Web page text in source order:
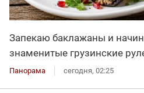
Запекаю баклажаны и
знаменитые грузинские
Панорама сегодня, 02:25